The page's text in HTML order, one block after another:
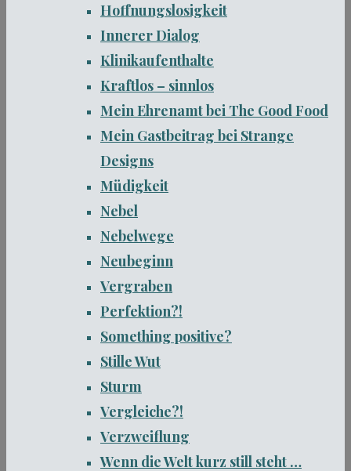
Hoffnungslosigkeit
Innerer Dialog
Klinikaufenthalte
Kraftlos – sinnlos
Mein Ehrenamt bei The Good Food
Mein Gastbeitrag bei Strange
Designs
Müdigkeit
Nebel
Nebelwege
Neubeginn
Vergraben
Perfektion?!
Something positive?
Stille Wut
Sturm
Vergleiche?!
Verzweiflung
Wenn die Welt kurz still steht …